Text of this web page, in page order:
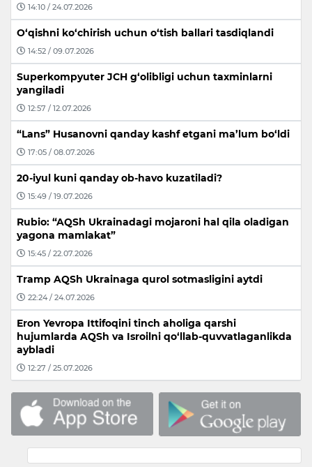
14:10 / 24.07.2026
O‘qishni ko‘chirish uchun o‘tish ballari tasdiqlandi
14:52 / 09.07.2026
Superkompyuter JCH g‘olibligi uchun taxminlarni
yangiladi
12:57 / 12.07.2026
“Lans” Husanovni qanday kashf etgani ma’lum bo‘ldi
17:05 / 08.07.2026
20-iyul kuni qanday ob-havo kuzatiladi?
15:49 / 19.07.2026
Rubio: “AQSh Ukrainadagi mojaroni hal qila oladigan
yagona mamlakat”
15:45 / 22.07.2026
Tramp AQSh Ukrainaga qurol sotmasligini aytdi
22:24 / 24.07.2026
Eron Yevropa Ittifoqini tinch aholiga qarshi
hujumlarda AQSh va Isroilni qo‘llab-quvvatlaganlikda
aybladi
12:27 / 25.07.2026